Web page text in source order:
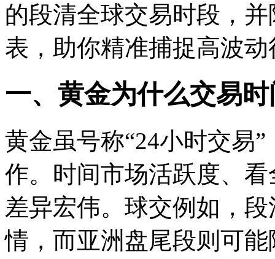
的段清全球交易时段，
表，助你精准捕捉高波
一、黄金为什么交易
黄金虽号称“24小时交易
作。时间市场活跃度、看
差异宏伟。球交例如，
情，而亚洲盘尾段则可